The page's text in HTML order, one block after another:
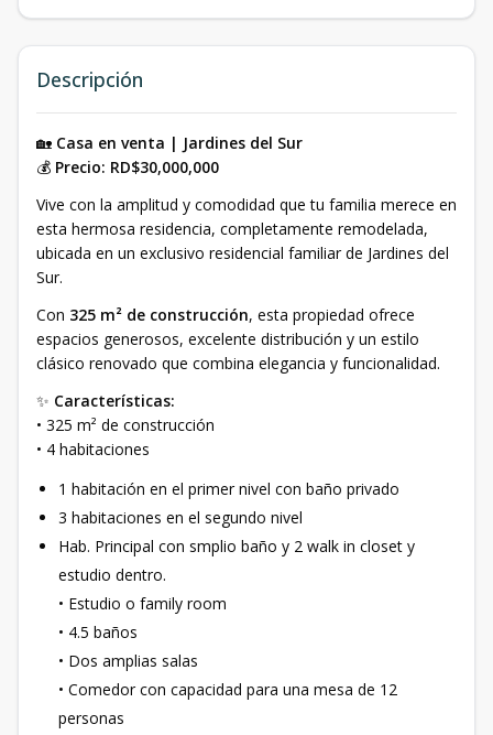
Descripción
🏡 Casa en venta | Jardines del Sur
💰 Precio: RD$30,000,000
Vive con la amplitud y comodidad que tu familia merece en
esta hermosa residencia, completamente remodelada,
ubicada en un exclusivo residencial familiar de Jardines del
Sur.
Con 325 m² de construcción, esta propiedad ofrece
espacios generosos, excelente distribución y un estilo
clásico renovado que combina elegancia y funcionalidad.
✨ Características:
• 325 m² de construcción
• 4 habitaciones
1 habitación en el primer nivel con baño privado
3 habitaciones en el segundo nivel
Hab. Principal con smplio baño y 2 walk in closet y
estudio dentro.
• Estudio o family room
• 4.5 baños
• Dos amplias salas
• Comedor con capacidad para una mesa de 12
personas